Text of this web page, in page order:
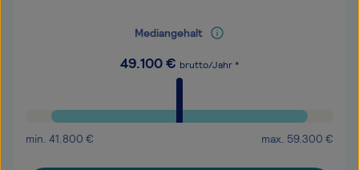
Mediangehalt
49.100€ brutto/Jahr *
min. 41.800 € max. 59.300 €